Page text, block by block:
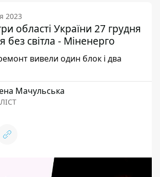
2023
області України 27 грудня
без світла - Міненерго
вивели один блок і два
Мачульська